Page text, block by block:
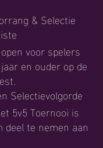
& Selectie
voor spelers
en ouder op de
Selectievolgorde
5v5 Toernooi is
te nemen aan